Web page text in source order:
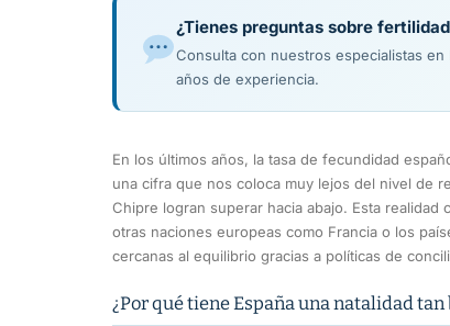
¿Tienes preguntas sobre
Consulta con nuestros especialistas
años de experiencia.
En los últimos años, la tasa de fecundidad
una cifra que nos coloca muy lejos del nivel de
Chipre logran superar hacia abajo. Esta
otras naciones europeas como Francia o los
cercanas al equilibrio gracias a políticas de
¿Por qué tiene España una natalidad tan